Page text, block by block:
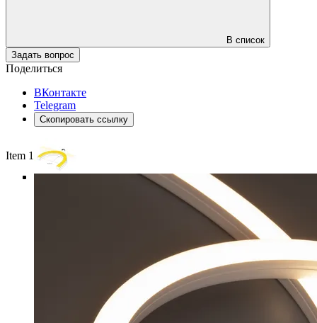
В список
Задать вопрос
Поделиться
ВКонтакте
Telegram
Скопировать ссылку
Item 1 of 5